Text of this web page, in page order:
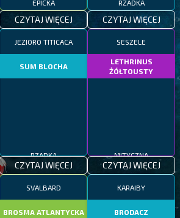
EPICKA
CZYTAJ WIĘCEJ
RZADKA
CZYTAJ WIĘCEJ
JEZIORO TITICACA
SUM BLOCHA
CZYTAJ WIĘCEJ
SESZELE
LETHRINUS
ŻÓŁTOUSTY
CZYTAJ WIĘCEJ
SVALBARD
BROSMA ATLANTYCKA
KARAIBY
BRODACZ